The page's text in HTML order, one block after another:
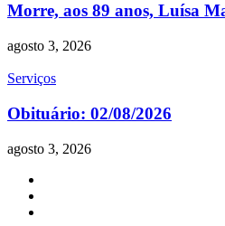
Morre, aos 89 anos, Luísa
agosto 3, 2026
Serviços
Obituário: 02/08/2026
agosto 3, 2026